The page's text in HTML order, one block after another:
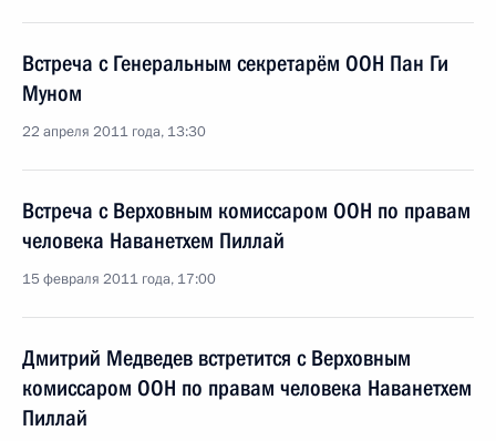
Встреча с Генеральным секретарём ООН Пан Ги
Муном
22 апреля 2011 года, 13:30
Встреча с Верховным комиссаром ООН по правам
человека Наванетхем Пиллай
15 февраля 2011 года, 17:00
Дмитрий Медведев встретится с Верховным
комиссаром ООН по правам человека Наванетхем
Пиллай